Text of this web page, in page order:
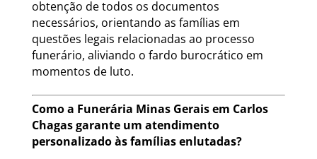
obtenção de todos os documentos
necessários, orientando as famílias em
questões legais relacionadas ao processo
funerário, aliviando o fardo burocrático em
momentos de luto.
Como a Funerária Minas Gerais em Carlos
Chagas garante um atendimento
personalizado às famílias enlutadas?